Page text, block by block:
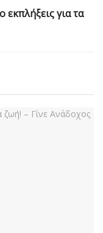
εκπλήξεις για τα